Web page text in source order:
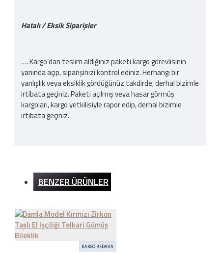
Hatalı / Eksik Siparişler
…. Kargo‘dan teslim aldığınız paketi kargo görevlisinin
yanında açıp, siparişinizi kontrol ediniz. Herhangi bir
yanlışlık veya eksiklik gördüğünüz takdirde, derhal bizimle
irtibata geçiniz. Paketi açılmış veya hasar görmüş
kargoları, kargo yetkilisiyle rapor edip, derhal bizimle
irtibata geçiniz.
İnternet sitemizden yapılan bütün alışverişlerde 200TL
dışında hiçbir ücret ödemezsiniz.
BENZER ÜRÜNLER
KARGO BEDAVA